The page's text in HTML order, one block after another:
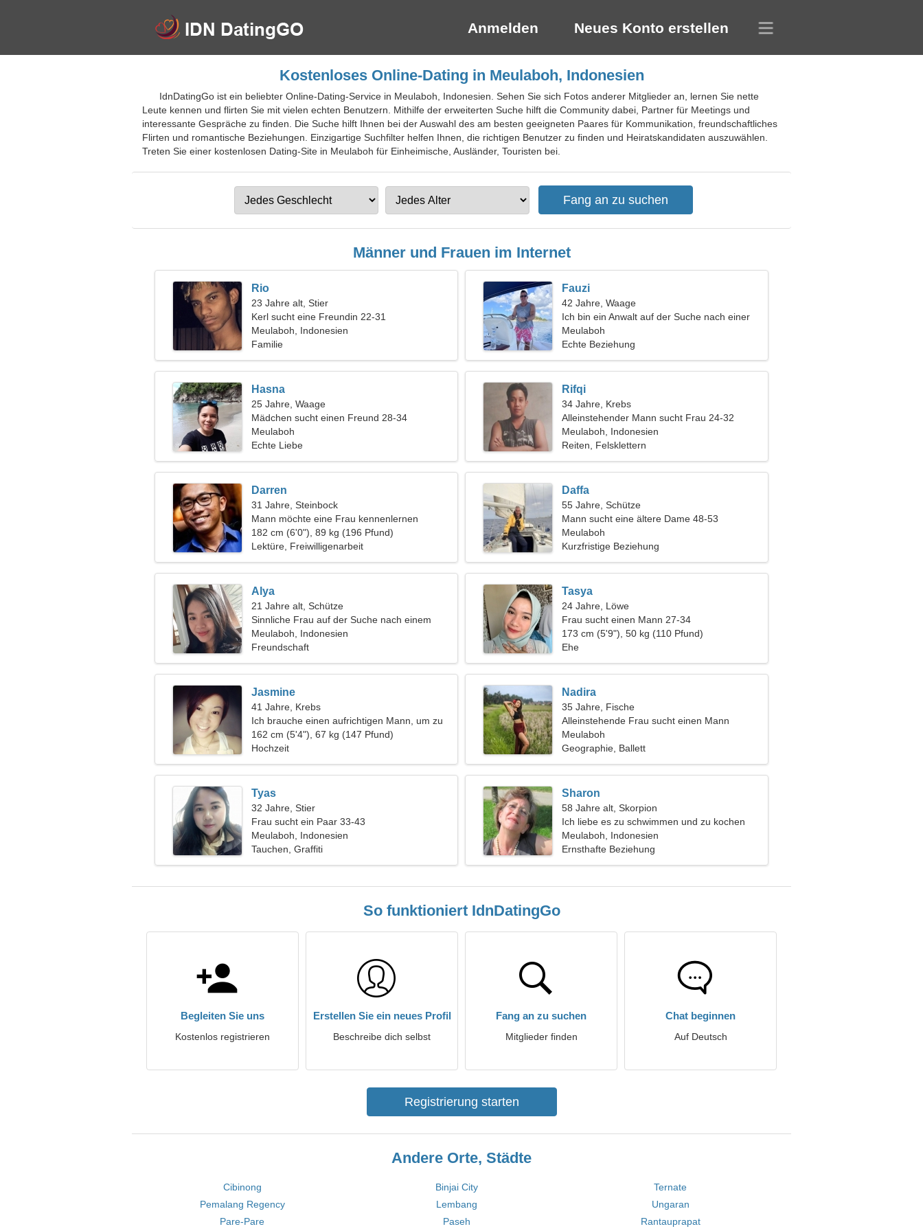
Anmelden Neues Konto erstellen
Kostenloses Online-Dating in Meulaboh, Indonesien
IdnDatingGo ist ein beliebter Online-Dating-Service in Meulaboh, Indonesien. Sehen Sie sich Fotos anderer Mitglieder an, lernen Sie nette
Leute kennen und flirten Sie mit vielen echten Benutzern. Mithilfe der erweiterten Suche hilft die Community dabei, Partner für Meetings und
interessante Gespräche zu finden. Die Suche hilft Ihnen bei der Auswahl des am besten geeigneten Paares für Kommunikation, freundschaftliches
Flirten und romantische Beziehungen. Einzigartige Suchfilter helfen Ihnen, die richtigen Benutzer zu finden und Heiratskandidaten auszuwählen.
Treten Sie einer kostenlosen Dating-Site in Meulaboh für Einheimische, Ausländer, Touristen bei.
Männer und Frauen im Internet
Rio
23 Jahre alt, Stier
Kerl sucht eine Freundin 22-31
Meulaboh, Indonesien
Familie
Fauzi
42 Jahre, Waage
Ich bin ein Anwalt auf der Suche nach einer
sinnlichen Frau
Meulaboh
Echte Beziehung
Hasna
25 Jahre, Waage
Mädchen sucht einen Freund 28-34
Meulaboh
Echte Liebe
Rifqi
34 Jahre, Krebs
Alleinstehender Mann sucht Frau 24-32
Meulaboh, Indonesien
Reiten, Felsklettern
Darren
31 Jahre, Steinbock
Mann möchte eine Frau kennenlernen
182 cm (6'0"), 89 kg (196 Pfund)
Lektüre, Freiwilligenarbeit
Daffa
55 Jahre, Schütze
Mann sucht eine ältere Dame 48-53
Meulaboh
Kurzfristige Beziehung
Alya
21 Jahre alt, Schütze
Sinnliche Frau auf der Suche nach einem
Date
Meulaboh, Indonesien
Freundschaft
Tasya
24 Jahre, Löwe
Frau sucht einen Mann 27-34
173 cm (5'9"), 50 kg (110 Pfund)
Ehe
Jasmine
41 Jahre, Krebs
Ich brauche einen aufrichtigen Mann, um zu
reisen
162 cm (5'4"), 67 kg (147 Pfund)
Hochzeit
Nadira
35 Jahre, Fische
Alleinstehende Frau sucht einen Mann
Meulaboh
Geographie, Ballett
Tyas
32 Jahre, Stier
Frau sucht ein Paar 33-43
Meulaboh, Indonesien
Tauchen, Graffiti
Sharon
58 Jahre alt, Skorpion
Ich liebe es zu schwimmen und zu kochen
Meulaboh, Indonesien
Ernsthafte Beziehung
So funktioniert IdnDatingGo
Begleiten Sie uns
Kostenlos registrieren
Erstellen Sie ein neues Profil
Beschreibe dich selbst
Fang an zu suchen
Mitglieder finden
Chat beginnen
Auf Deutsch
Registrierung starten
Andere Orte, Städte
Cibinong Binjai City
Ternate
Pemalang Regency
Lembang
Ungaran
Pare-Pare
Paseh Rantauprapat